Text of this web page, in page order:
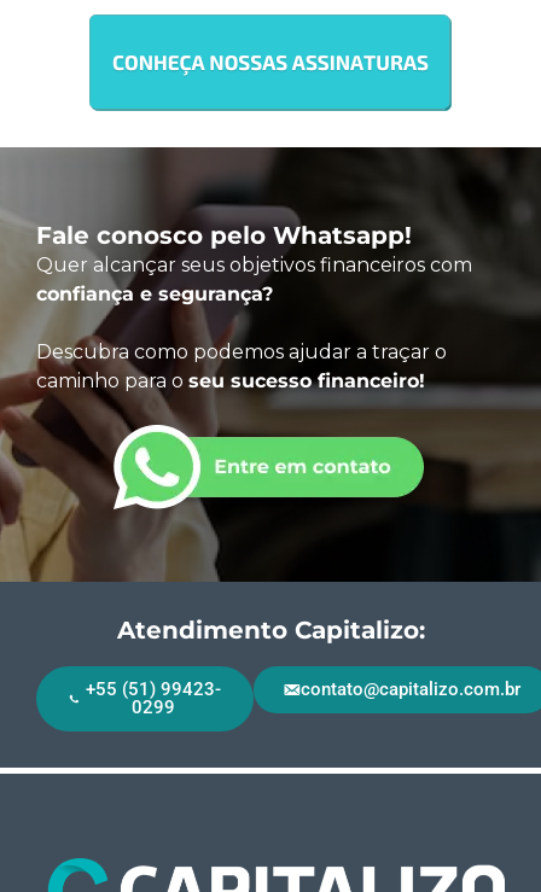
Fale conosco pelo Whatsapp!
Quer alcançar seus objetivos financeiros com
confiança e segurança?
Descubra como podemos ajudar a traçar o
caminho para o seu sucesso financeiro!
Atendimento Capitalizo:
+55 (51) 99423-
0299
contato@capitalizo.com.br